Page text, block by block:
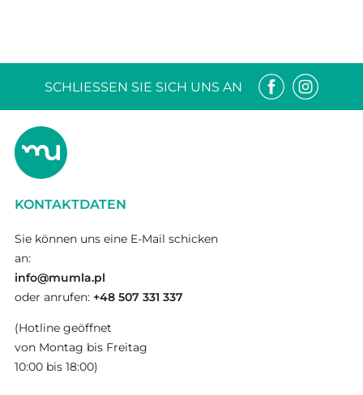
SCHLIESSEN SIE SICH UNS AN
KONTAKTDATEN
Sie können uns eine E-Mail schicken
an:
info@mumla.pl
oder anrufen: +48 507 331 337
(Hotline geöffnet
von Montag bis Freitag
10:00 bis 18:00)